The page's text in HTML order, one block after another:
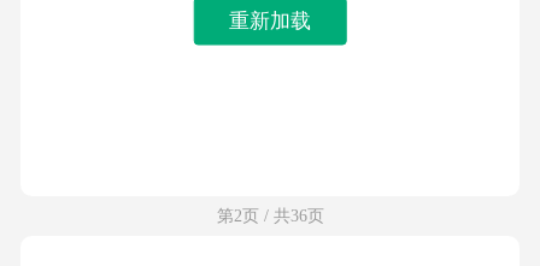
重新加载
第2页 / 共36页